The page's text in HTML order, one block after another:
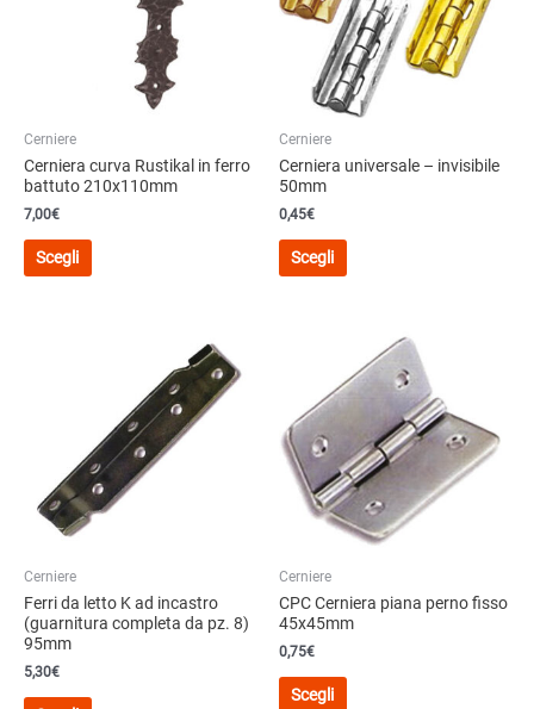
pagina
essere
scelte
nella
pagina
del
Cerniere
Cerniera curva Rustikal in ferro
battuto 210x110mm
7,00€
Scegli
Questo
opzioni
possono
essere
scelte
nella
Cerniere
Cerniera universale – invisibile
50mm
0,45€
Scegli
Questo
varianti.
Le
opzioni
possono
essere
scelte
nella
pagina
Cerniere
Ferri da letto K ad incastro
(guarnitura completa da pz. 8)
95mm
5,30€
Questo
Cerniere
CPC Cerniera piana perno fisso
45x45mm
0,75€
Scegli
Questo